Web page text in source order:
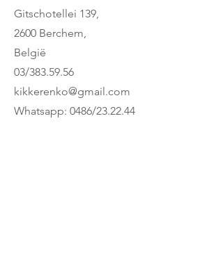
Gitschotellei 139,
2600 Berchem,
België
03/383.59.56
kikkerenko@gmail.com
Whatsapp: 0486/23.22.44